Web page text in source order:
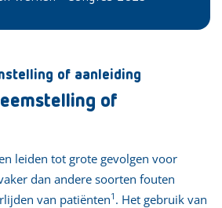
of aanleiding
of
leiden tot grote gevolgen voor
dan andere soorten fouten
van patiënten1 . Het gebruik van